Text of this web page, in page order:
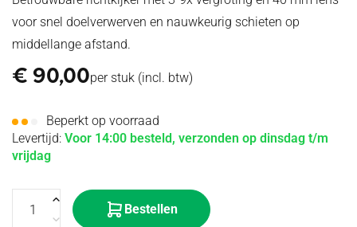
voor snel doelverwerven en nauwkeurig schieten op
middellange afstand.
€ 90,00per stuk (incl. btw)
Beperkt op voorraad
Levertijd: Voor 14:00 besteld, verzonden op dinsdag t/m
vrijdag
Bestellen